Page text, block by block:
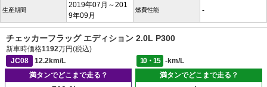
生産期間
2019年07月～201
9年09月
燃費性能 -
チェッカーフラッグ エディション 2.0L P300
新車時価格1192万円(税込)
JC08
12.2km/L 10・15
-km/L
満タンでどこまで走る？
満タンでどこまで走る？